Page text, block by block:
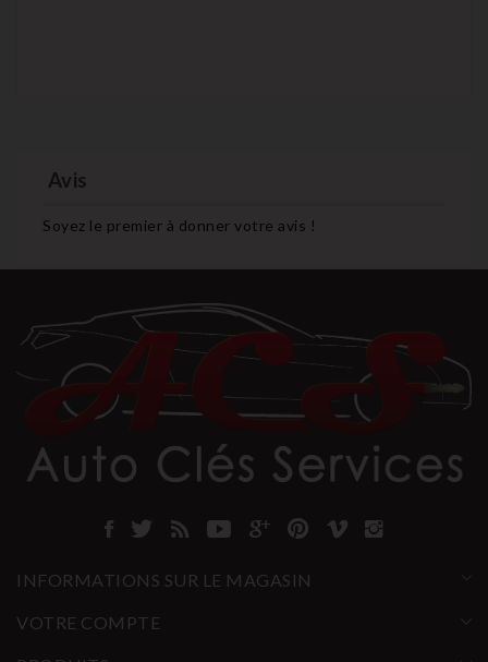
Avis
Soyez le premier à donner votre avis !
INFORMATIONS SUR LE MAGASIN
VOTRE COMPTE